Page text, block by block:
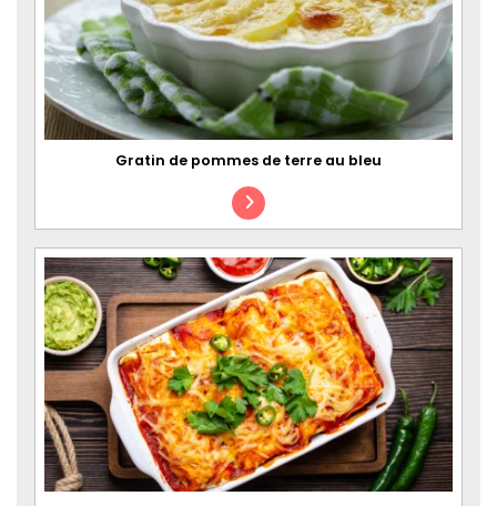
Gratin de pommes de terre au bleu